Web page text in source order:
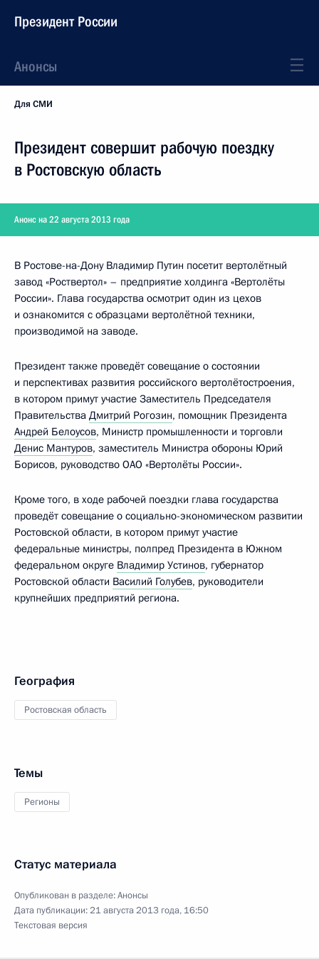
Президент России
Анонсы
Для СМИ
Президент совершит рабочую поездку
в Ростовскую область
Анонс на 22 августа 2013 года
В Ростове-на-Дону Владимир Путин посетит вертолётный
завод «Роствертол» – предприятие холдинга «Вертолёты
России». Глава государства осмотрит один из цехов
и ознакомится с образцами вертолётной техники,
производимой на заводе.
Президент также проведёт совещание о состоянии
и перспективах развития российского вертолётостроения,
в котором примут участие Заместитель Председателя
Правительства Дмитрий Рогозин, помощник Президента
Андрей Белоусов, Министр промышленности и торговли
Денис Мантуров, заместитель Министра обороны Юрий
Борисов, руководство ОАО «Вертолёты России».
Кроме того, в ходе рабочей поездки глава государства
проведёт совещание о социально-экономическом развитии
Ростовской области, в котором примут участие
федеральные министры, полпред Президента в Южном
федеральном округе Владимир Устинов, губернатор
Ростовской области Василий Голубев, руководители
крупнейших предприятий региона.
География
Ростовская область
Темы
Регионы
Статус материала
Опубликован в разделе:Анонсы
Дата публикации:21 августа 2013 года, 16:50
Текстовая версия